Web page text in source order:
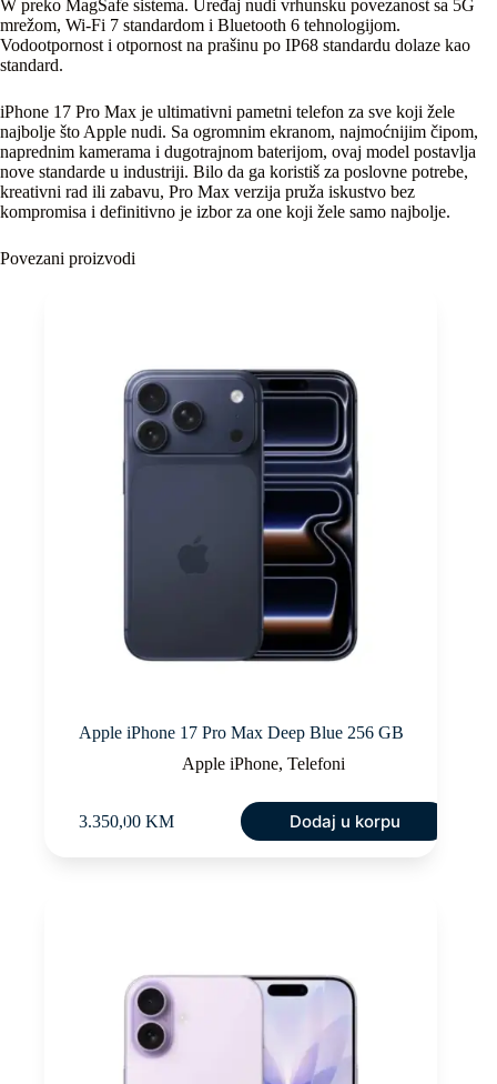
W preko MagSafe sistema. Uređaj nudi vrhunsku povezanost sa 5G
mrežom, Wi-Fi 7 standardom i Bluetooth 6 tehnologijom.
Vodootpornost i otpornost na prašinu po IP68 standardu dolaze kao
standard.
iPhone 17 Pro Max je ultimativni pametni telefon za sve koji žele
najbolje što Apple nudi. Sa ogromnim ekranom, najmoćnijim čipom,
naprednim kamerama i dugotrajnom baterijom, ovaj model postavlja
nove standarde u industriji. Bilo da ga koristiš za poslovne potrebe,
kreativni rad ili zabavu, Pro Max verzija pruža iskustvo bez
kompromisa i definitivno je izbor za one koji žele samo najbolje.
Povezani proizvodi
Apple iPhone 17 Pro Max Deep Blue 256 GB
Apple iPhone, Telefoni
3.350,00 KM Dodaj u korpu